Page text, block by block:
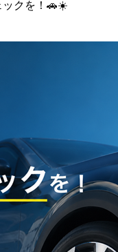
ックを！🚗☀️